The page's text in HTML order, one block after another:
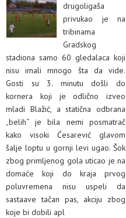
drugoligaša
privukao je na
tribinama
Gradskog
stadiona samo 60 gledalaca koji
nisu imali mnogo šta da vide.
Gosti su 3. minutu došli do
kornera koji je odlično izveo
mladi Blažić, a statična odbrana
„belih“ je bila nemi posmatrač
kako visoki Ćesarević glavom
šalje loptu u gornji levi ugao. Šok
zbog primljenog gola uticao je na
domaće koji do kraja prvog
poluvremena nisu uspeli da
sastaave tačan pas, akciju zbog
koje bi dobili apl